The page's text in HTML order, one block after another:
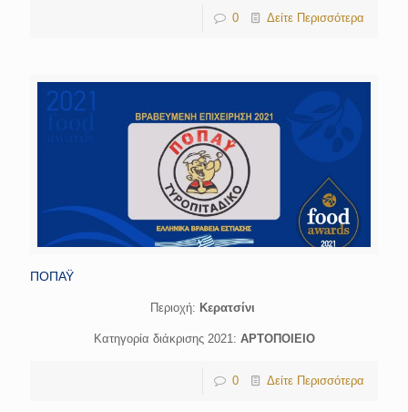
0 Δείτε Περισσότερα
ΠΟΠΑΫ
Περιοχή: Κερατσίνι
Κατηγορία διάκρισης 2021: ΑΡΤΟΠΟΙΕΙΟ
0 Δείτε Περισσότερα